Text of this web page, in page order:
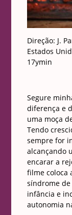
Direção: J.
Estados
17ymin
Segure
diferença e
uma moça
Tendo
sempre for
alcançando
encarar a
filme coloca
síndrome
infância e
autonomia